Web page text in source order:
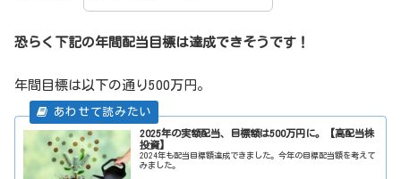
恐らく下記の年間配当目標は達成できそうです！
年間目標は以下の通り500万円。
2025年の実額配当、目標額は500万円に。【高配当株
投資】
2024年も配当目標額達成できました。今年の目標配当額を考えて
みました。